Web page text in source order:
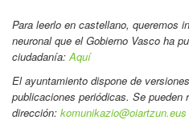
Para leerlo en castellano, queremos
neuronal que el Gobierno Vasco ha
ciudadanía:Aquí
El ayuntamiento dispone de
publicaciones periódicas. Se pueden
dirección: komunikazio@oiartzun.eus